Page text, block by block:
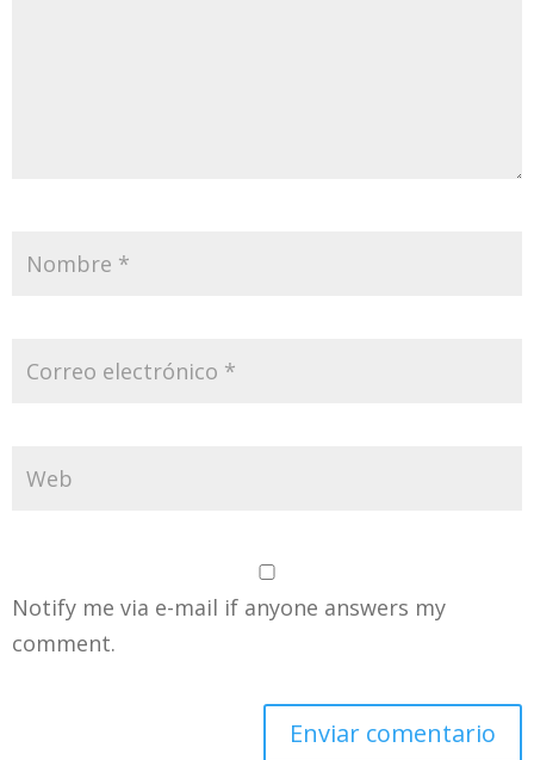
Notify me via e-mail if anyone answers my
comment.